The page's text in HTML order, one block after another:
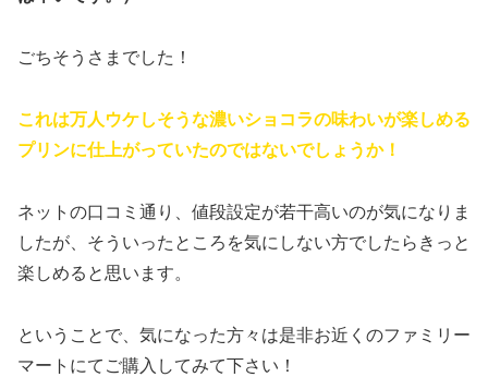
ごちそうさまでした！
これは万人ウケしそうな濃いショコラの味わいが楽しめる
プリンに仕上がっていたのではないでしょうか！
ネットの口コミ通り、値段設定が若干高いのが気になりま
したが、そういったところを気にしない方でしたらきっと
楽しめると思います。
ということで、気になった方々は是非お近くのファミリー
マートにてご購入してみて下さい！